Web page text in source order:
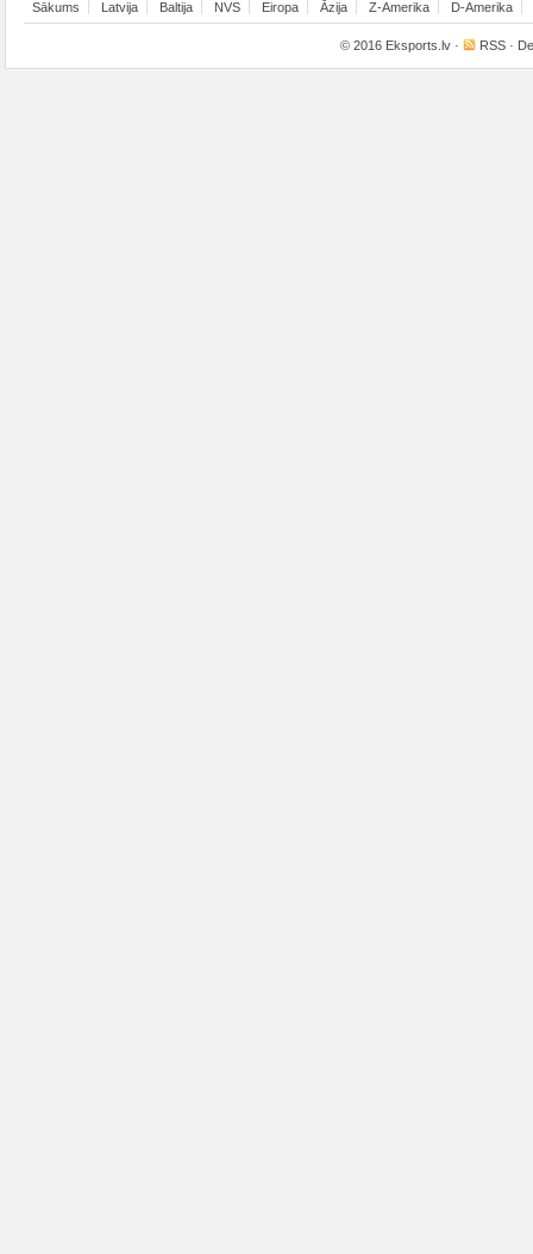
Sākums Latvija Baltija NVS Eiropa Āzija Z-Amerika D-Amerika
© 2016 Eksports.lv · RSS ·